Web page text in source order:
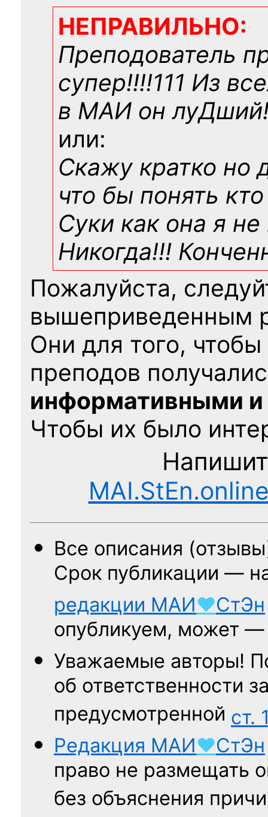
НЕПРАВИЛЬНО:
Преподователь
супер!!!!111 Из
в МАИ он
или:
Скажу кратко но
что бы понять
Суки как она я не
Никогда!!!
Пожалуйста,
вышеприведенным
Они для того,
преподов
информативными
Чтобы их было
Все описания
Срок публикации —
редакции МАИ♥СтЭн
опубликуем, может
Уважаемые авторы!
об ответственности
предусмотренной ст.
Редакция МАИ♥СтЭн
право не размещать
без объяснения